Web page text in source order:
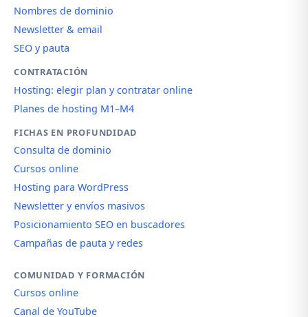
Nombres de dominio
Newsletter & email
SEO y pauta
CONTRATACIÓN
Hosting: elegir plan y contratar online
Planes de hosting M1–M4
FICHAS EN PROFUNDIDAD
Consulta de dominio
Cursos online
Hosting para WordPress
Newsletter y envíos masivos
Posicionamiento SEO en buscadores
Campañas de pauta y redes
COMUNIDAD Y FORMACIÓN
Cursos online
Canal de YouTube